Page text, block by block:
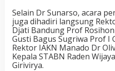
Selain Dr Sunarso, acara
juga dihadiri langsung
Djati Bandung Prof
Gusti Bagus Sugriwa Prof I
Rektor IAKN Manado Dr
Kepala STABN Raden
Girivirya.